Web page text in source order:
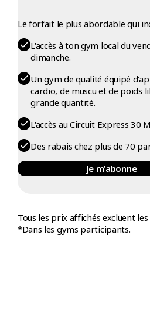
Le forfait le plus abordable qui
L'accès à ton gym local du
dimanche.
Un gym de qualité équipé
cardio, de muscu et de poids
grande quantité.
L'accès au Circuit Express 30
Des rabais chez plus de 70
Je m'abonne
Tous les prix affichés excluent
*Dans les gyms participants.